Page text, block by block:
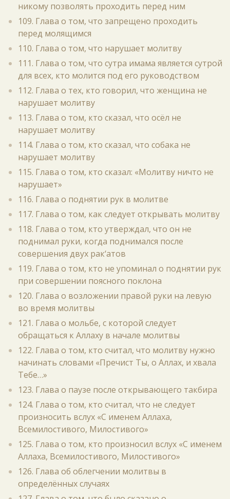
никому позволять проходить перед ним
109. Глава о том, что запрещено проходить
перед молящимся
110. Глава о том, что нарушает молитву
111. Глава о том, что сутра имама является сутрой
для всех, кто молится под его руководством
112. Глава о тех, кто говорил, что женщина не
нарушает молитву
113. Глава о том, кто сказал, что осёл не
нарушает молитву
114. Глава о том, кто сказал, что собака не
нарушает молитву
115. Глава о том, кто сказал: «Молитву ничто не
нарушает»
116. Глава о поднятии рук в молитве
117. Глава о том, как следует открывать молитву
118. Глава о том, кто утверждал, что он не
поднимал руки, когда поднимался после
совершения двух рак‘атов
119. Глава о том, кто не упоминал о поднятии рук
при совершении поясного поклона
120. Глава о возложении правой руки на левую
во время молитвы
121. Глава о мольбе, с которой следует
обращаться к Аллаху в начале молитвы
122. Глава о том, кто считал, что молитву нужно
начинать словами «Пречист Ты, о Аллах, и хвала
Тебе…»
123. Глава о паузе после открывающего такбира
124. Глава о том, кто считал, что не следует
произносить вслух «С именем Аллаха,
Всемилостивого, Милостивого»
125. Глава о том, кто произносил вслух «С именем
Аллаха, Всемилостивого, Милостивого»
126. Глава об облегчении молитвы в
определённых случаях